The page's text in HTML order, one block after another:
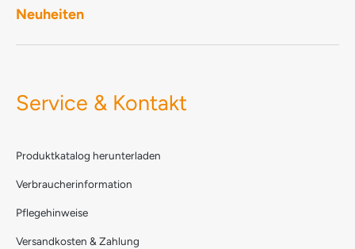
Neuheiten
Service & Kontakt
Produktkatalog herunterladen
Verbraucherinformation
Pflegehinweise
Versandkosten & Zahlung